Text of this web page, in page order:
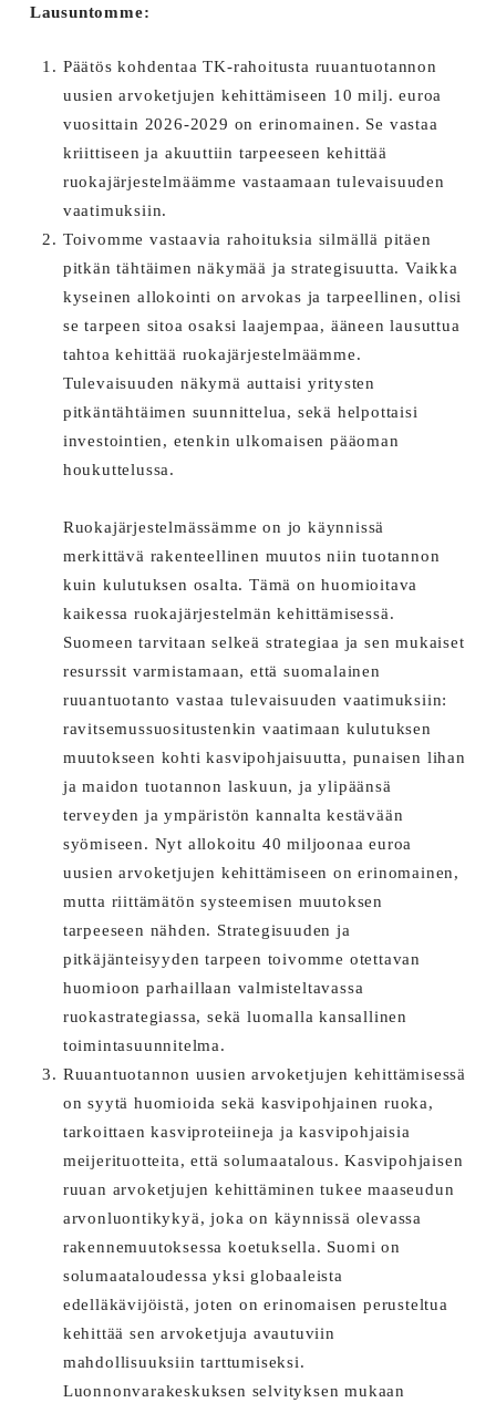
Lausuntomme:
Päätös kohdentaa TK-rahoitusta ruuantuotannon
uusien arvoketjujen kehittämiseen 10 milj. euroa
vuosittain 2026-2029 on erinomainen. Se vastaa
kriittiseen ja akuuttiin tarpeeseen kehittää
ruokajärjestelmäämme vastaamaan tulevaisuuden
vaatimuksiin.
Toivomme vastaavia rahoituksia silmällä pitäen
pitkän tähtäimen näkymää ja strategisuutta. Vaikka
kyseinen allokointi on arvokas ja tarpeellinen, olisi
se tarpeen sitoa osaksi laajempaa, ääneen lausuttua
tahtoa kehittää ruokajärjestelmäämme.
Tulevaisuuden näkymä auttaisi yritysten
pitkäntähtäimen suunnittelua, sekä helpottaisi
investointien, etenkin ulkomaisen pääoman
houkuttelussa.
Ruokajärjestelmässämme on jo käynnissä
merkittävä rakenteellinen muutos niin tuotannon
kuin kulutuksen osalta. Tämä on huomioitava
kaikessa ruokajärjestelmän kehittämisessä.
Suomeen tarvitaan selkeä strategiaa ja sen mukaiset
resurssit varmistamaan, että suomalainen
ruuantuotanto vastaa tulevaisuuden vaatimuksiin:
ravitsemussuositustenkin vaatimaan kulutuksen
muutokseen kohti kasvipohjaisuutta, punaisen lihan
ja maidon tuotannon laskuun, ja ylipäänsä
terveyden ja ympäristön kannalta kestävään
syömiseen. Nyt allokoitu 40 miljoonaa euroa
uusien arvoketjujen kehittämiseen on erinomainen,
mutta riittämätön systeemisen muutoksen
tarpeeseen nähden. Strategisuuden ja
pitkäjänteisyyden tarpeen toivomme otettavan
huomioon parhaillaan valmisteltavassa
ruokastrategiassa, sekä luomalla kansallinen
toimintasuunnitelma.
Ruuantuotannon uusien arvoketjujen kehittämisessä
on syytä huomioida sekä kasvipohjainen ruoka,
tarkoittaen kasviproteiineja ja kasvipohjaisia
meijerituotteita, että solumaatalous. Kasvipohjaisen
ruuan arvoketjujen kehittäminen tukee maaseudun
arvonluontikykyä, joka on käynnissä olevassa
rakennemuutoksessa koetuksella. Suomi on
solumaataloudessa yksi globaaleista
edelläkävijöistä, joten on erinomaisen perusteltua
kehittää sen arvoketjuja avautuviin
mahdollisuuksiin tarttumiseksi.
Luonnonvarakeskuksen selvityksen mukaan